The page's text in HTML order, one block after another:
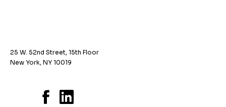
25 W. 52nd Street, 15th Floor
New York, NY 10019